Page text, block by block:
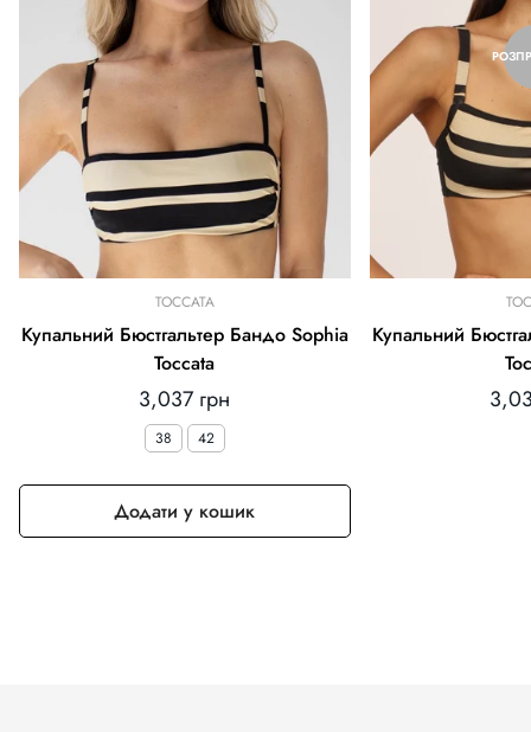
TOCCATA
Купальний Бюстгальтер Бандо Sophia
Toccata
Звичайна
ціна
3,037 грн
38 42
Додати у кошик
Купальний